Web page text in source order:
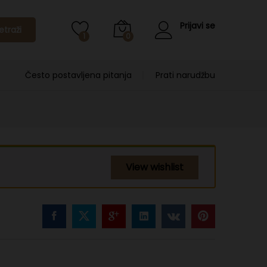
1 0
Prijavi se
Često postavljena pitanja Prati narudžbu
View wishlist